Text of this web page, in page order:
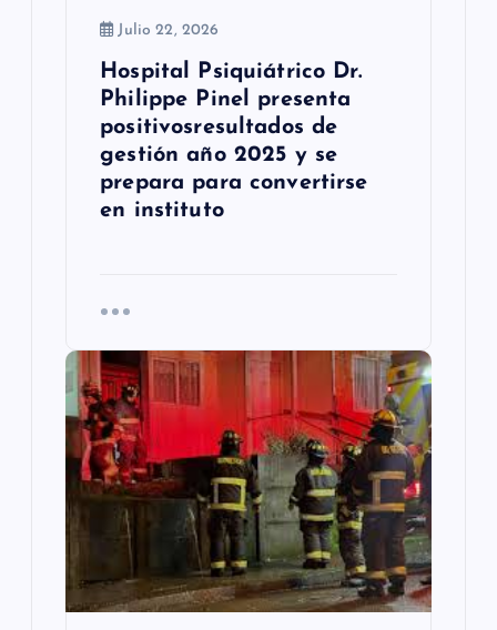
Julio 22, 2026
Hospital Psiquiátrico Dr.
Philippe Pinel presenta
positivosresultados de
gestión año 2025 y se
prepara para convertirse
en instituto